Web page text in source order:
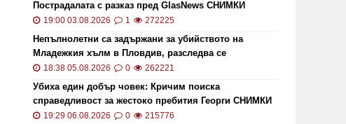
Пострадалата с разказ пред GlasNews СНИМКИ
19:00 03.08.2026 1 272225
Непълнолетни са задържани за убийството на
Младежкия хълм в Пловдив, разследва се
хомофобски мотив
18:38 05.08.2026 0 262221
Убиха един добър човек: Кричим поиска
справедливост за жестоко пребития Георги СНИМКИ
и ВИДЕО
19:29 06.08.2026 0 215776